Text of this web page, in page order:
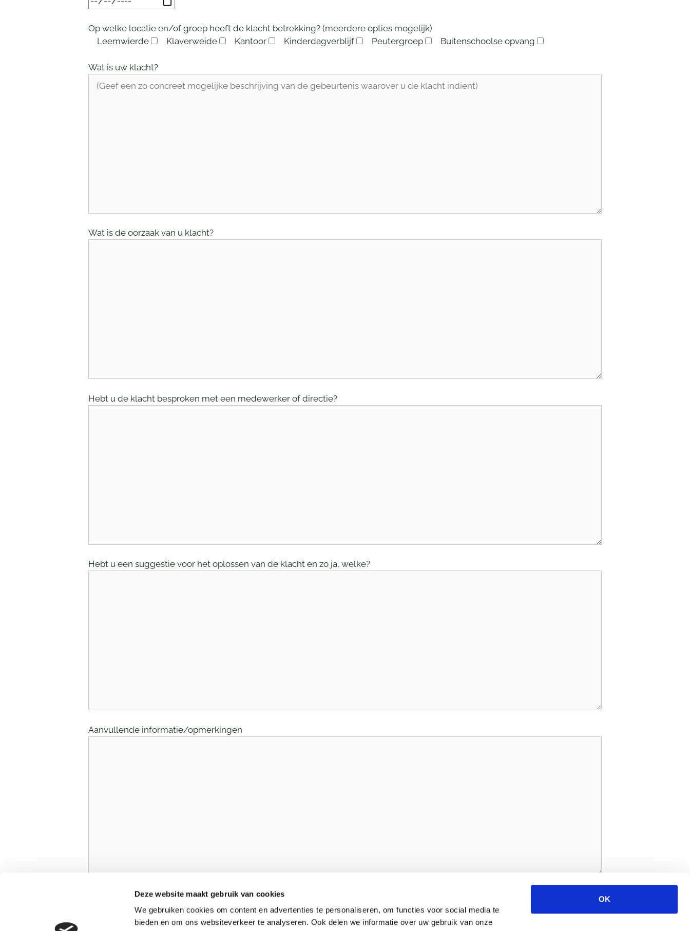
Deze website maakt gebruik van cookies
We gebruiken cookies om content en advertenties te personaliseren, om functies voor social media te
bieden en om ons websiteverkeer te analyseren. Ook delen we informatie over uw gebruik van onze
OK
Op welke locatie en/of groep heeft de klacht betrekking? (meerdere opties mogelijk)
Leemwierde
Klaverweide Kantoor Kinderdagverblijf Peutergroep Buitenschoolse opvang
Wat is uw klacht?
Wat is de oorzaak van u klacht?
Hebt u de klacht besproken met een medewerker of directie?
Hebt u een suggestie voor het oplossen van de klacht en zo ja, welke?
Aanvullende informatie/opmerkingen